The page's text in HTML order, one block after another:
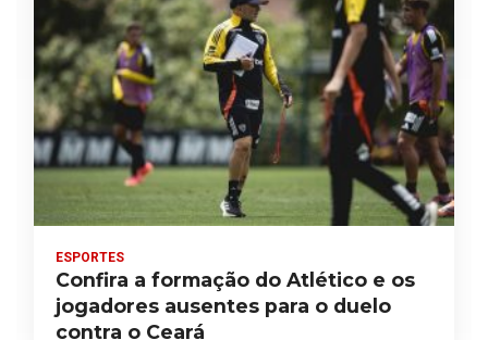
ESPORTES
Confira a formação do Atlético e os
jogadores ausentes para o duelo
contra o Ceará